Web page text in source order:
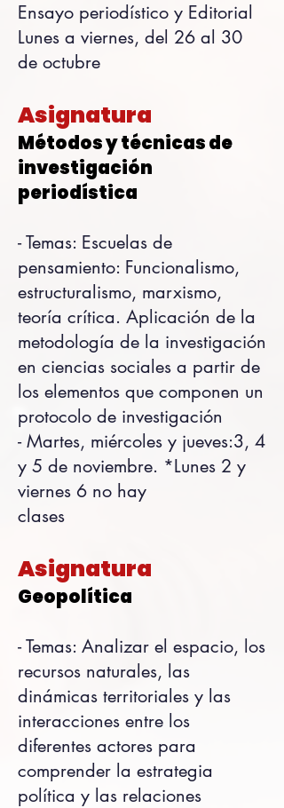
Ensayo periodístico y Editorial
Lunes a viernes, del 26 al 30
de octubre
Asignatura
Métodos y técnicas de
investigación
periodística
- Temas: Escuelas de
pensamiento: Funcionalismo,
estructuralismo, marxismo,
teoría crítica. Aplicación de la
metodología de la investigación
en ciencias sociales a partir de
los elementos que componen un
protocolo de investigación
- Martes, miércoles y jueves:3, 4
y 5 de noviembre. *Lunes 2 y
viernes 6 no hay
clases
Asignatura
Geopolítica
- Temas: Analizar el espacio, los
recursos naturales, las
dinámicas territoriales y las
interacciones entre los
diferentes actores para
comprender la estrategia
política y las relaciones